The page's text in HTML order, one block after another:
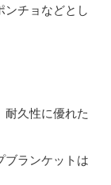
チョなどとし
耐久性に優れた
ブランケットは